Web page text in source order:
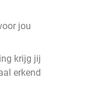
jou
krijg jij
erkend